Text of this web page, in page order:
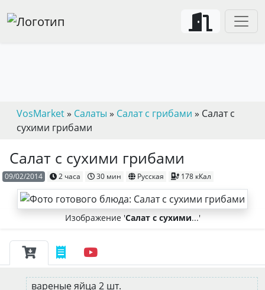
VosMarket» Салаты » Салат с грибами » Салат с
сухими грибами
Салат с сухими грибами
09/02/2014 2 часа 30 мин Русская 178 кКал
Изображение 'Салат с сухими...'
вареные яйца 2 шт.